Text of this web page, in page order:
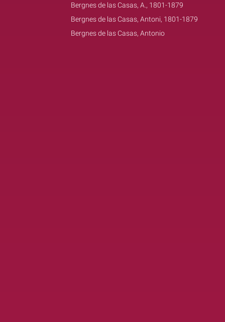
Bergnes de las Casas, A., 1801-1879
Bergnes de las Casas, Antoni, 1801-1879
Bergnes de las Casas, Antonio